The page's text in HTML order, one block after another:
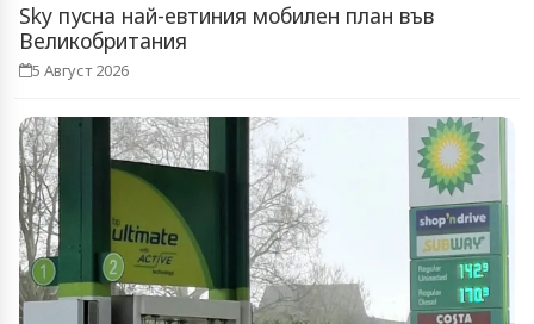
Sky пусна най-евтиния мобилен план във
Великобритания
5 Август 2026